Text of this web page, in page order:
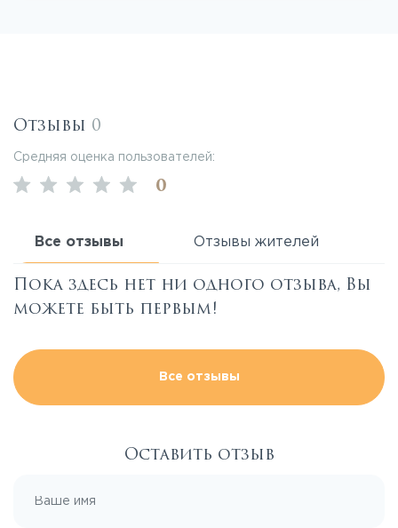
Отзывы 0
Средняя оценка пользователей:
0
Все отзывы Отзывы жителей
Пока здесь нет ни одного отзыва, Вы
можете быть первым!
Все отзывы
Оставить отзыв